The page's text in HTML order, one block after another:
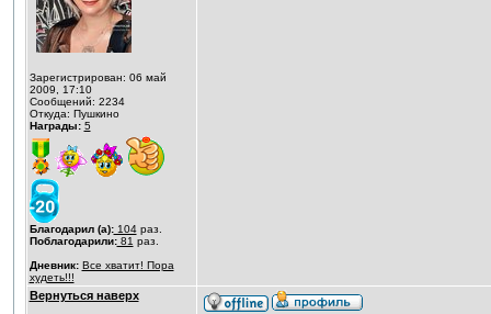
Зарегистрирован: 06 май
2009, 17:10
Сообщений: 2234
Откуда: Пушкино
Награды: 5
Благодарил (а):104раз.
Поблагодарили:81 раз.
Дневник: Все хватит! Пора
худеть!!!
Вернуться наверх